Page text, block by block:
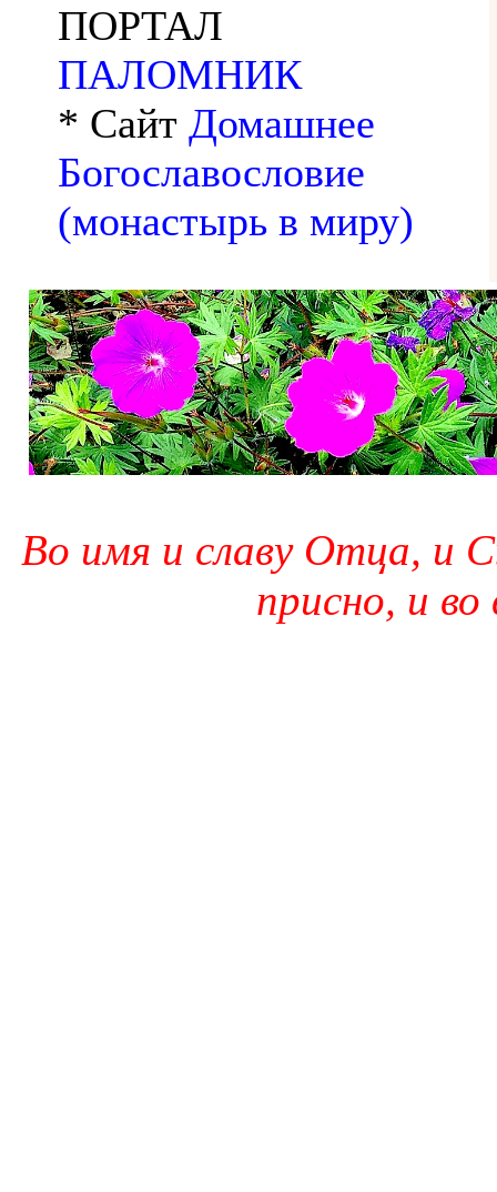
ПОРТАЛ
ПАЛОМНИК
* Сайт Домашнее
Богославословие
(монастырь в миру)
Во имя и славу Отца, и
присно, и во